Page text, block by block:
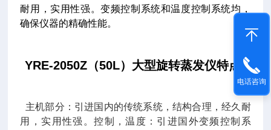
耐用，实用性强。变频控制系统和温度控制系统均，
确保仪器的精确性能。
YRE-2050Z（50L）大型旋转蒸发仪特点
主机部分：引进国内的传统系统，结构合理，经久耐
用，实用性强。控制，温度：引进国外变频控制系
电话咨询